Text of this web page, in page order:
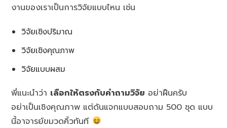
งานของเราเป็นการวิจัยแบบไหน เช่น
วิจัยเชิงปริมาณ
วิจัยเชิงคุณภาพ
วิจัยแบบผสม
พี่แนะนำว่า เลือกให้ตรงกับคำถามวิจัย อย่าฝืนครับ
อย่าเป็นเชิงคุณภาพ แต่ดันแจกแบบสอบถาม 500 ชุด แบบ
นี้อาจารย์ขมวดคิ้วทันที